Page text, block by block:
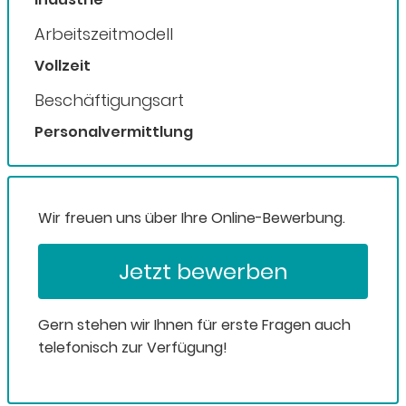
Arbeitszeitmodell
Vollzeit
Beschäftigungsart
Personalvermittlung
Wir freuen uns über Ihre Online-Bewerbung.
Jetzt bewerben
Gern stehen wir Ihnen für erste Fragen auch
telefonisch zur Verfügung!